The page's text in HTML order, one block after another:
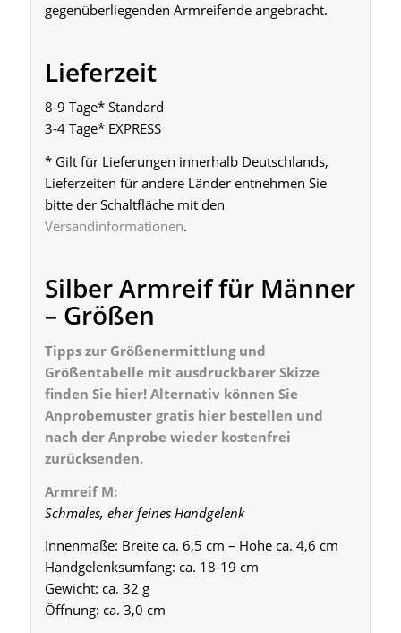
gegenüberliegenden Armreifende angebracht.
Lieferzeit
8-9 Tage* Standard
3-4 Tage* EXPRESS
* Gilt für Lieferungen innerhalb Deutschlands,
Lieferzeiten für andere Länder entnehmen Sie
bitte der Schaltfläche mit den
Versandinformationen.
Silber Armreif für Männer
– Größen
Tipps zur Größenermittlungund
Größentabelle mit ausdruckbarer Skizze
finden Sie hier! Alternativ können Sie
Anprobemuster gratis hierbestellen und
nach der Anprobe wieder kostenfrei
zurücksenden.
Armreif M:
Schmales, eher feines Handgelenk
Innenmaße: Breite ca. 6,5 cm – Höhe ca. 4,6 cm
Handgelenksumfang: ca. 18-19 cm
Gewicht: ca. 32 g
Öffnung: ca. 3,0 cm